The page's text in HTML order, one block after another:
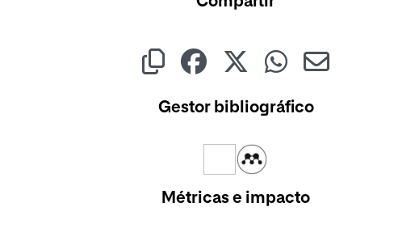
Gestor bibliográfico
Métricas e impacto